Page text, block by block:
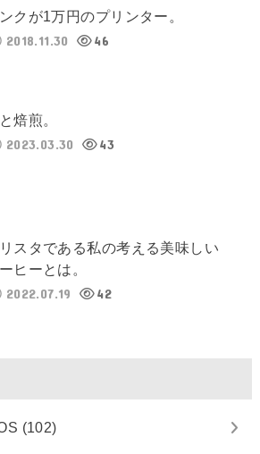
クが1万円のプリンター。
2018.11.30
46
焙煎。
2023.03.30
43
スタである私の考える美味しい
ヒーとは。
2022.07.19
42
(102)